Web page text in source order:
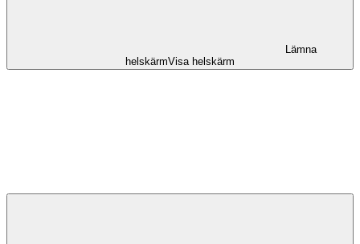
Lämna
helskärmVisa helskärm